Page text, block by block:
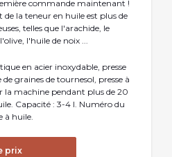
commande maintenant !
la teneur en huile est plus de
telles que l'arachide, le
l'huile de noix ...
en acier inoxydable, presse
graines de tournesol, presse à
la machine pendant plus de 20
Capacité : 3-4 l. Numéro du
à huile.
prix